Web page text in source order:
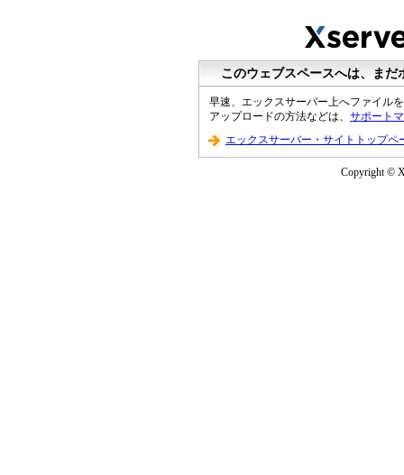
このウェブスペースへは、ま
早速、エックスサーバー上へファイル
アップロードの方法などは、 サポート
エックスサーバー・サイトトップペ
Copyright ©